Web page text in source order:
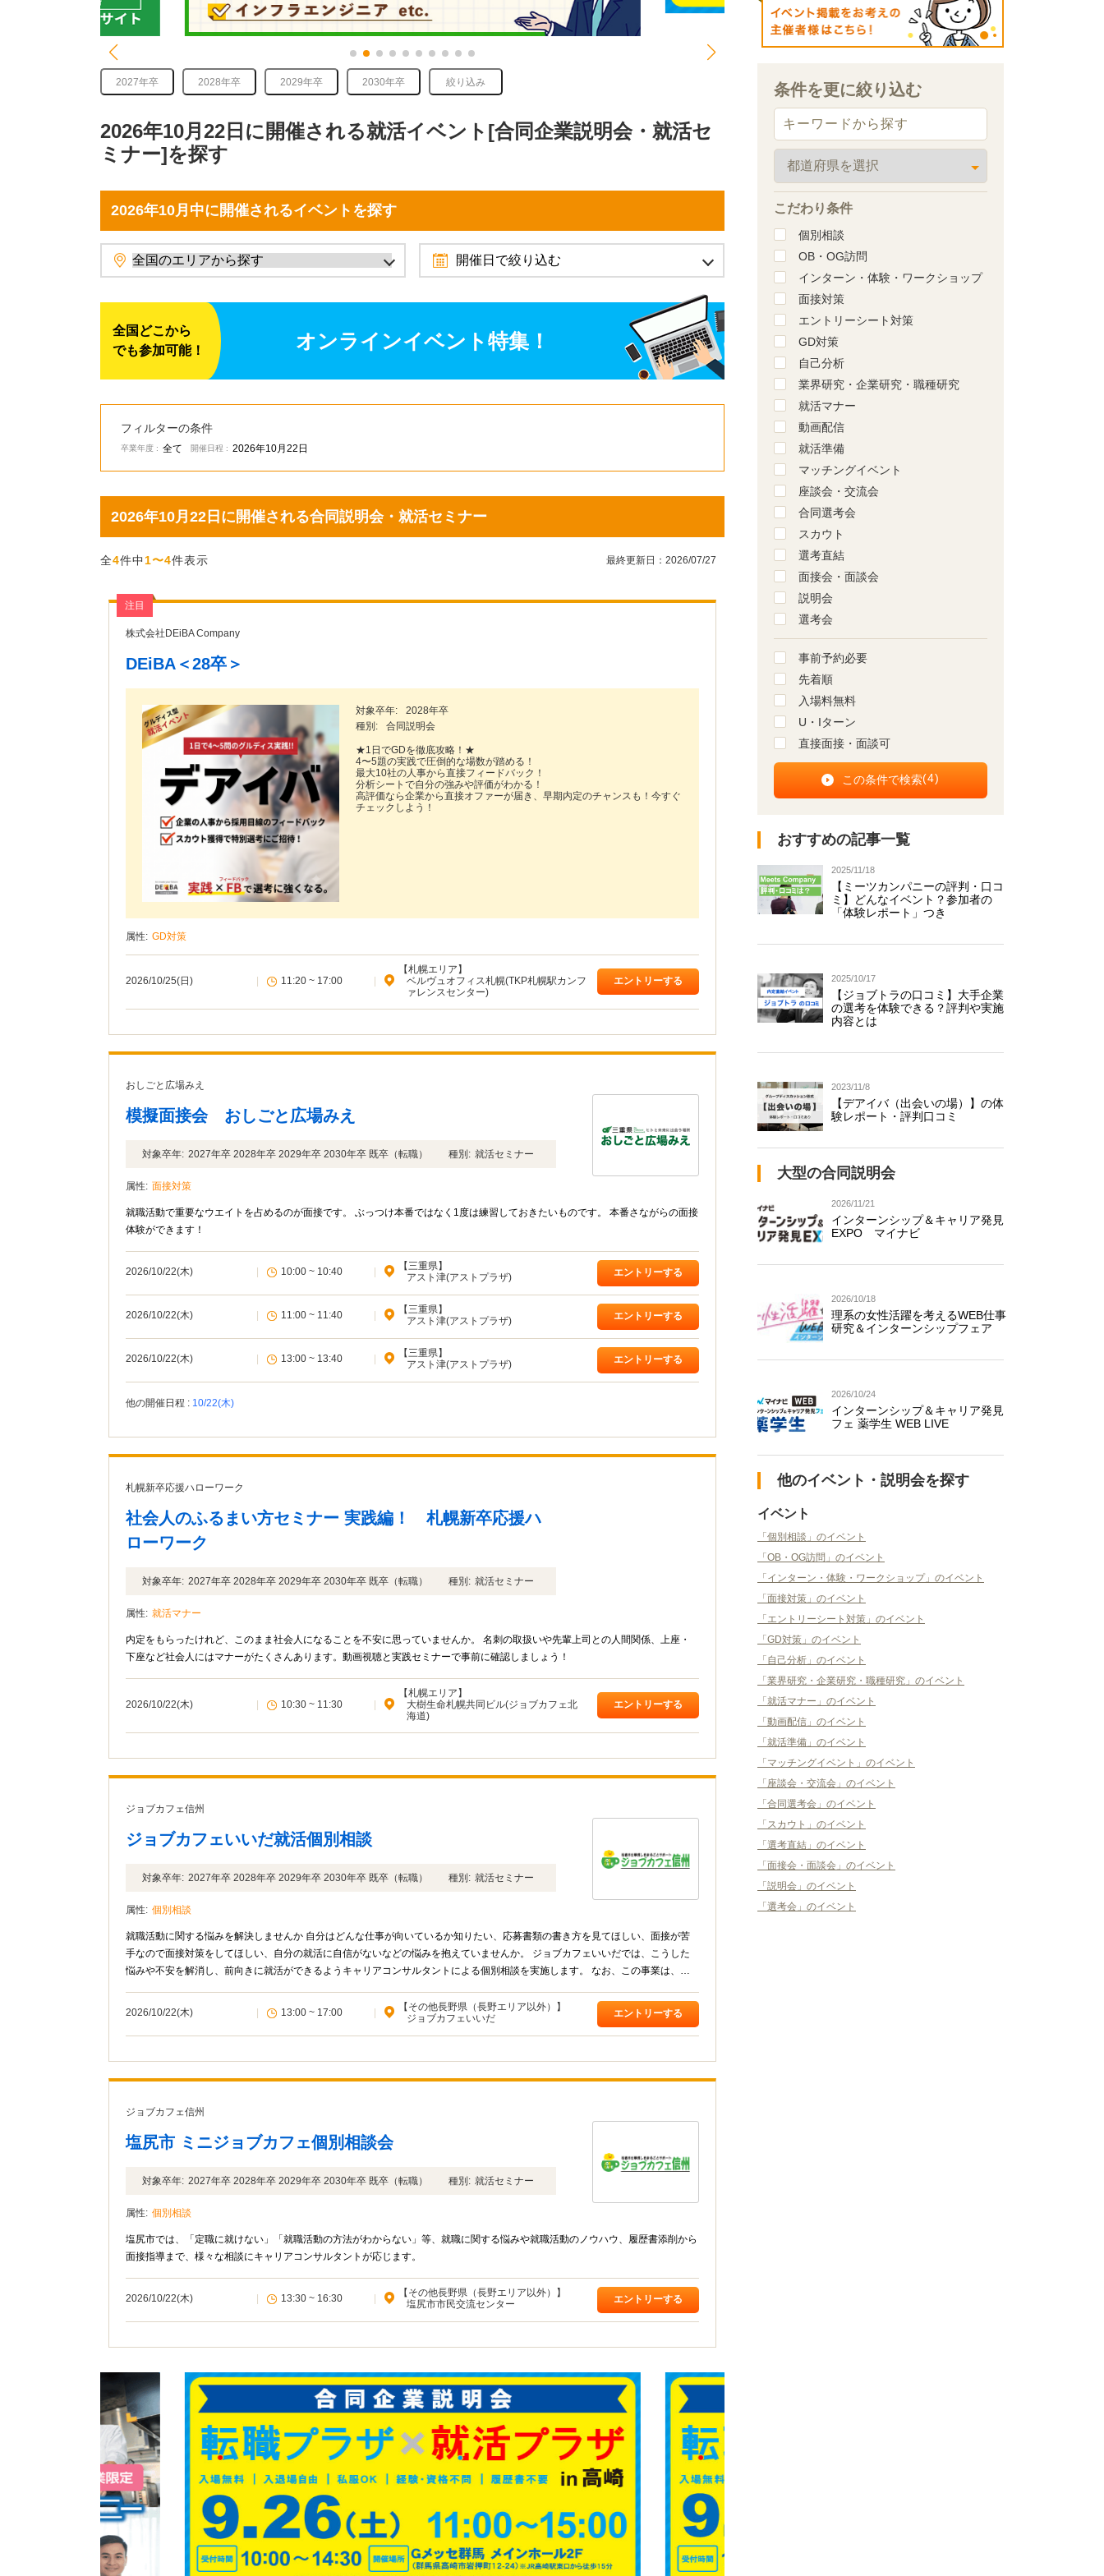
2027年卒 2028年卒 2029年卒 2030年卒 絞り込み
2026年10月22日に開催される就活イベント[合同企業説明会・就活セ
ミナー]を探す
2026年10月中に開催されるイベントを探す
開催日で絞り込む
2026年10月 11月
日 火 金 土
2 3
4 5 6 7 8 9 10
25 26
全国どこから
でも参加可能！
オンラインイベント特集！
フィルターの条件
卒業年度 : 全て 開催日程 : 2026年10月22日
2026年10月22日に開催される合同説明会・就活セミナー
全4件中 1〜4件表示 最終更新日：2026/07/27
注目
株式会社DEiBA Company
DEiBA＜28卒＞
対象卒年:
2028年卒
種別:
合同説明会
★1日でGDを徹底攻略！★
4〜5題の実践で圧倒的な場数が踏める！
最大10社の人事から直接フィードバック！
分析シートで自分の強みや評価がわかる！
高評価なら企業から直接オファーが届き、早期内定のチャンスも！今すぐ
チェックしよう！
属性: GD対策
2026/10/25(日) | 11:20 ~ 17:00 |
【札幌エリア】
ベルヴュオフィス札幌(TKP札幌駅カンフ
ァレンスセンター)
エントリーする
おしごと広場みえ
模擬面接会 おしごと広場みえ
対象卒年: 2027年卒 2028年卒 2029年卒 2030年卒 既卒（転職） 種別: 就活セミナー
属性: 面接対策
就職活動で重要なウエイトを占めるのが面接です。 ぶっつけ本番ではなく1度は練習しておきたいものです。 本番さながらの面接
体験ができます！
2026/10/22(木) | 10:00 ~ 10:40 |
【三重県】
アスト津(アストプラザ)
エントリーする
2026/10/22(木) | 11:00 ~ 11:40 |
【三重県】
アスト津(アストプラザ)
エントリーする
2026/10/22(木) | 13:00 ~ 13:40 |
【三重県】
アスト津(アストプラザ)
エントリーする
他の開催日程 : 10/22(木)
札幌新卒応援ハローワーク
社会人のふるまい方セミナー 実践編！ 札幌新卒応援ハ
ローワーク
対象卒年: 2027年卒 2028年卒 2029年卒 2030年卒 既卒（転職） 種別: 就活セミナー
属性: 就活マナー
内定をもらったけれど、このまま社会人になることを不安に思っていませんか。 名刺の取扱いや先輩上司との人間関係、上座・
下座など社会人にはマナーがたくさんあります。動画視聴と実践セミナーで事前に確認しましょう！
2026/10/22(木) | 10:30 ~ 11:30 |
【札幌エリア】
大樹生命札幌共同ビル(ジョブカフェ北
海道)
エントリーする
ジョブカフェ信州
ジョブカフェいいだ就活個別相談
対象卒年: 2027年卒 2028年卒 2029年卒 2030年卒 既卒（転職） 種別: 就活セミナー
属性: 個別相談
就職活動に関する悩みを解決しませんか 自分はどんな仕事が向いているか知りたい、応募書類の書き方を見てほしい、面接が苦
手なので面接対策をしてほしい、自分の就活に自信がないなどの悩みを抱えていませんか。 ジョブカフェいいだでは、こうした
悩みや不安を解消し、前向きに就活ができるようキャリアコンサルタントによる個別相談を実施します。 なお、この事業は、ジ
2026/10/22(木) | 13:00 ~ 17:00 |
【その他長野県（長野エリア以外）】
ジョブカフェいいだ
エントリーする
ジョブカフェ信州
塩尻市 ミニジョブカフェ個別相談会
対象卒年: 2027年卒 2028年卒 2029年卒 2030年卒 既卒（転職） 種別: 就活セミナー
属性: 個別相談
塩尻市では、「定職に就けない」「就職活動の方法がわからない」等、就職に関する悩みや就職活動のノウハウ、履歴書添削から
面接指導まで、様々な相談にキャリアコンサルタントが応じます。
2026/10/22(木) | 13:30 ~ 16:30 |
【その他長野県（長野エリア以外）】
塩尻市市民交流センター
エントリーする
条件を更に絞り込む
こだわり条件
個別相談
OB・OG訪問
インターン・体験・ワークショップ
面接対策
エントリーシート対策
GD対策
自己分析
業界研究・企業研究・職種研究
就活マナー
動画配信
就活準備
マッチングイベント
座談会・交流会
合同選考会
スカウト
選考直結
面接会・面談会
説明会
選考会
事前予約必要
先着順
入場料無料
U・Iターン
直接面接・面談可
(4)
おすすめの記事一覧
2025/11/18
【ミーツカンパニーの評判・口コ
ミ】どんなイベント？参加者の
「体験レポート」つき
2025/10/17
【ジョブトラの口コミ】大手企業
の選考を体験できる？評判や実施
内容とは
2023/11/8
【デアイバ（出会いの場）】の体
験レポート・評判口コミ
大型の合同説明会
2026/11/21
インターンシップ＆キャリア発見
EXPO マイナビ
2026/10/18
理系の女性活躍を考えるWEB仕事
研究＆インターンシップフェア
2026/10/24
インターンシップ＆キャリア発見
フェ 薬学生 WEB LIVE
他のイベント・説明会を探す
イベント
「個別相談」のイベント
「OB・OG訪問」のイベント
「インターン・体験・ワークショップ」のイベント
「面接対策」のイベント
「エントリーシート対策」のイベント
「GD対策」のイベント
「自己分析」のイベント
「業界研究・企業研究・職種研究」のイベント
「就活マナー」のイベント
「動画配信」のイベント
「就活準備」のイベント
「マッチングイベント」のイベント
「座談会・交流会」のイベント
「合同選考会」のイベント
「スカウト」のイベント
「選考直結」のイベント
「面接会・面談会」のイベント
「説明会」のイベント
「選考会」のイベント